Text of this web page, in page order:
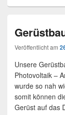
Veröffentlicht am
Unsere
Photovoltaik –
wurde so nah
somit können
Gerüst auf das